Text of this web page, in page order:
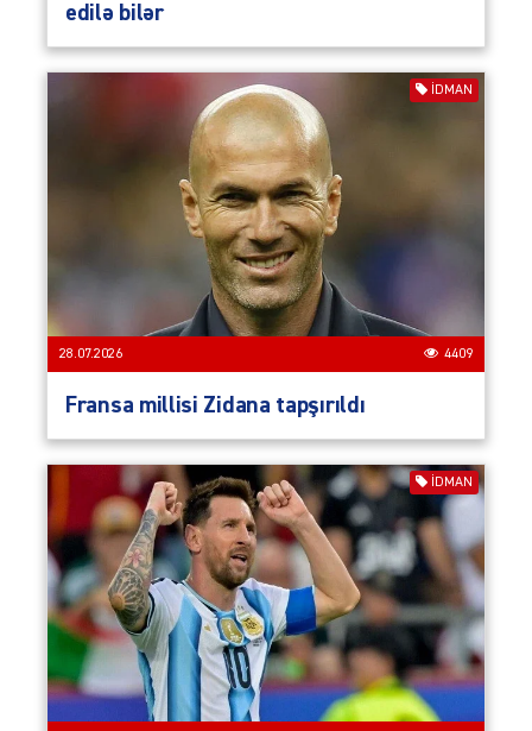
edilə bilər
İDMAN
28.07.2026 4409
Fransa millisi Zidana tapşırıldı
İDMAN